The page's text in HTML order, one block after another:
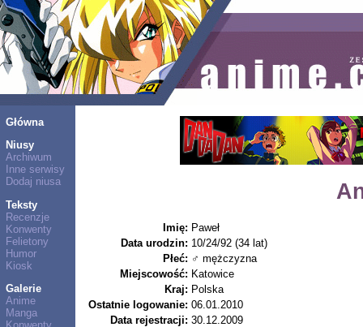
Główna
Niusy
Archiwum
Inne serwisy
Dodaj niusa
Teksty
Recenzje
Konwenty
Felietony
Humor
Kiosk
Galerie
Anime
Manga
Imię: Paweł
Data urodzin: 10/24/92 (34 lat)
Płeć: ♂ mężczyzna
Miejscowość: Katowice
Kraj: Polska
Ostatnie logowanie: 06.01.2010
Data rejestracji: 30.12.2009